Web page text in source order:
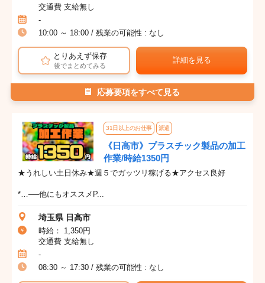
交通費 支給無し
-
10:00 ～ 18:00 / 残業の可能性 : なし
とりあえず保存
後でまとめてみる
詳細を見る
応募要項をすべて見る
31日以上のお仕事 派遣
《日高市》プラスチック製品の加工
作業/時給1350円
★うれしい土日休み★週５でガッツリ稼げる★アクセス良好
*…──他にもオススメP...
埼玉県 日高市
時給： 1,350円
交通費 支給無し
-
08:30 ～ 17:30 / 残業の可能性 : なし